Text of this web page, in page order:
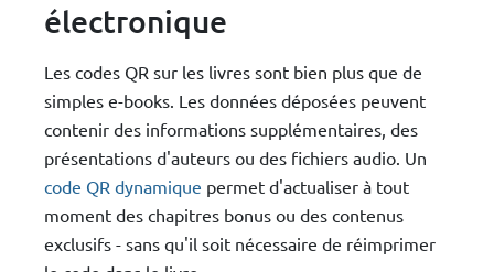
électronique
Les codes QR sur les livres sont bien plus que de
simples e-books. Les données déposées peuvent
contenir des informations supplémentaires, des
présentations d'auteurs ou des fichiers audio. Un
code QR dynamique permet d'actualiser à tout
moment des chapitres bonus ou des contenus
exclusifs - sans qu'il soit nécessaire de réimprimer